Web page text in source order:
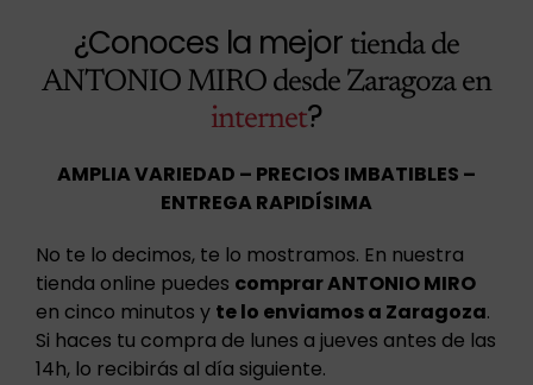
¿Conoces la mejor tienda de
ANTONIO MIRO desde Zaragoza en
internet?
AMPLIA VARIEDAD – PRECIOS IMBATIBLES –
ENTREGA RAPIDÍSIMA
No te lo decimos, te lo mostramos. En nuestra
tienda online puedes comprar ANTONIO MIRO
en cinco minutos y te lo enviamos a Zaragoza.
Si haces tu compra de lunes a jueves antes de las
14h, lo recibirás al día siguiente.